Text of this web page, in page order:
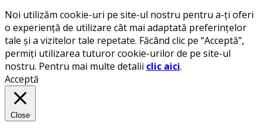
Noi utilizăm cookie-uri pe site-ul nostru pentru a-ți oferi
o experiență de utilizare cât mai adaptată preferințelor
tale și a vizitelor tale repetate. Făcând clic pe “Acceptă”,
permiți utilizarea tuturor cookie-urilor de pe site-ul
nostru. Pentru mai multe detalii clic aici.
Acceptă
Close